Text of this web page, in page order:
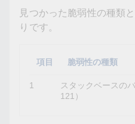
見つかった脆弱性の種類
りです。
項目 脆弱性の種類
1
スタックベースの
121）